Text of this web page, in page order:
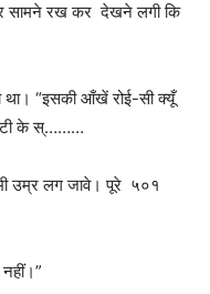
सामने रख कर देखने लगी कि
था। “इसकी आँखें रोई-सी क्यूँ
के स्………
उम्र लग जावे। पूरे ५०१